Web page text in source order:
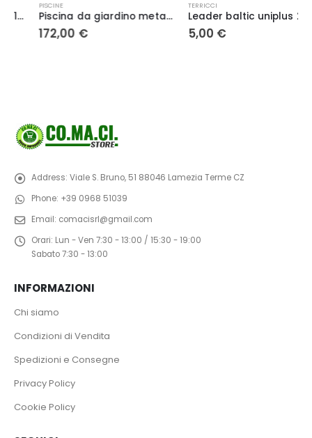
Piscina da giardino metal frame 305 x 76 INTEX 28202NP
172,00€
TERRICCI
Leader baltic uniplus 20 Lt. – Arber Horticulture
5,00€
Address: Viale S. Bruno, 51 88046 Lamezia Terme CZ
Phone: +39 0968 51039
Email: comacisrl@gmail.com
Orari: Lun - Ven 7:30 - 13:00 / 15:30 - 19:00
Sabato 7:30 - 13:00
INFORMAZIONI
Chi siamo
Condizioni di Vendita
Spedizioni e Consegne
Privacy Policy
Cookie Policy